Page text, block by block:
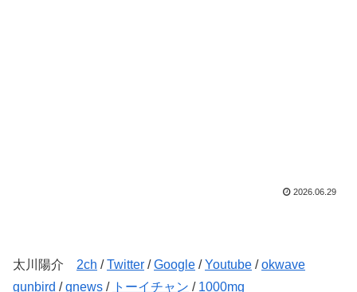
2026.06.29
太川陽介 2ch /Twitter /Google /Youtube /okwave
gunbird /gnews / トーイチャン / 1000mg